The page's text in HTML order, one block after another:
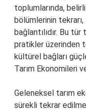
toplumlarında,
bölümlerinin
bağlantılıdır. Bu
pratikler üzerinden
kültürel bağları
Tarım Ekonomileri
Geleneksel tarım
sürekli tekrar